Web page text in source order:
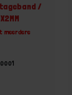
/
meerdere